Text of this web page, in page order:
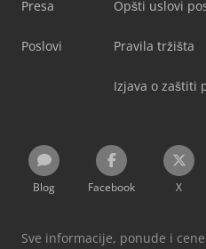
Presa
Poslovi
Opšti uslovi
Pravila tržišta
Izjava o zaštiti
Blog Facebook X
Sve informacije, ponude i